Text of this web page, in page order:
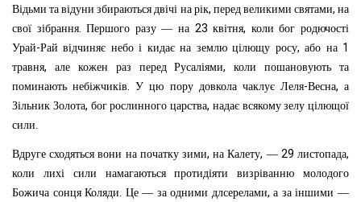
Відьми та відуни збираються двічі на рік, перед великими святами,на
свої зібрання.Першого разу — на 23квітня, коли бог родючості
Урай-Рай відчиняє небо і кидає на землю цілющу росу,або на1
травня, але кожен раз перед Русаліями,коли пошановують
та
поминають небіжчиків.У цю пору довкола чаклує Леля-Весна, а
Зільник Золота, бог рослинного царства, надає всякому зелу цілющої
сили.
Вдруге сходяться вони на початку зими,на Калету, —29листопада,
коли лихі сили намагаються протидіяти визріванню
молодого
Божича сонця Коляди. Це — за одними длсерелами,а за іншими —